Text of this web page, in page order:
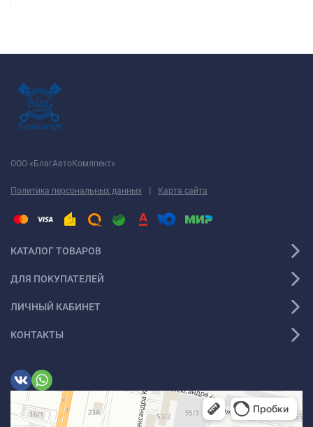
ООО «БлагАвтоКомлпект»
Политика персональных данных | Карта сайта
КАТАЛОГ ТОВАРОВ
ДЛЯ ПОКУПАТЕЛЕЙ
ЛИЧНЫЙ КАБИНЕТ
КОНТАКТЫ